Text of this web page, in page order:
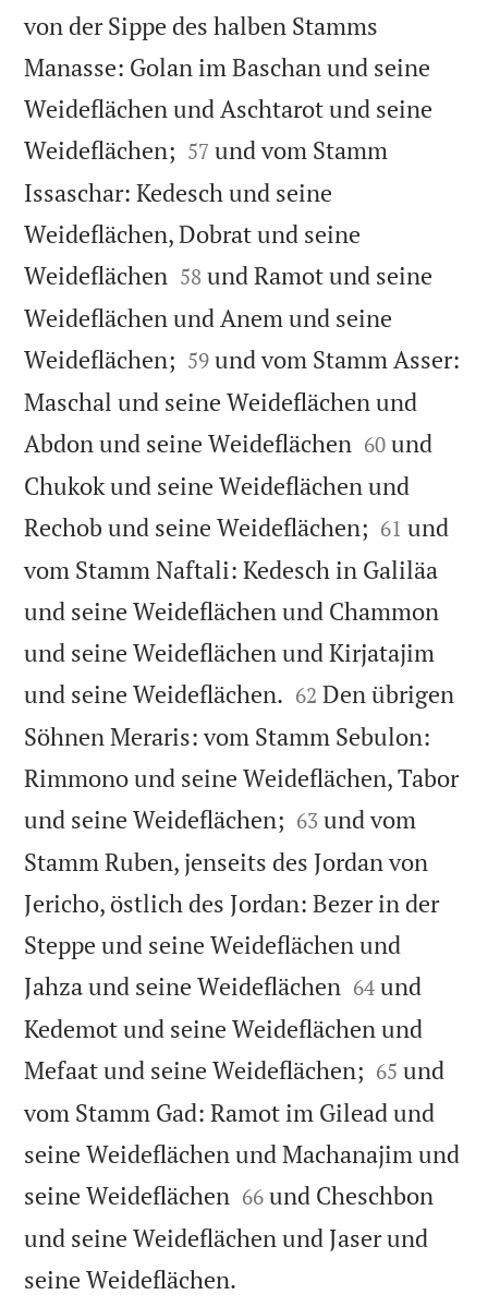
von der Sippe des halben Stamms
Manasse: Golan im Baschan und seine
Weideflächen und Aschtarot und seine
Weideflächen; 

57 und vom Stamm
Issaschar: Kedesch und seine
Weideflächen, Dobrat und seine
Weideflächen 

58 und Ramot und seine
Weideflächen und Anem und seine
Weideflächen; 

59 und vom Stamm Asser:
Maschal und seine Weideflächen und
Abdon und seine Weideflächen 

60 und
Chukok und seine Weideflächen und
Rechob und seine Weideflächen; 

61 und
vom Stamm Naftali: Kedesch in Galiläa
und seine Weideflächen und Chammon
und seine Weideflächen und Kirjatajim
und seine Weideflächen. 

62 Den übrigen
Söhnen Meraris: vom Stamm Sebulon:
Rimmono und seine Weideflächen, Tabor
und seine Weideflächen; 

63 und vom
Stamm Ruben, jenseits des Jordan von
Jericho, östlich des Jordan: Bezer in der
Steppe und seine Weideflächen und
Jahza und seine Weideflächen 

64 und
Kedemot und seine Weideflächen und
Mefaat und seine Weideflächen; 

65 und
vom Stamm Gad: Ramot im Gilead und
seine Weideflächen und Machanajim und
seine Weideflächen 

66 und Cheschbon
und seine Weideflächen und Jaser und
seine Weideflächen.